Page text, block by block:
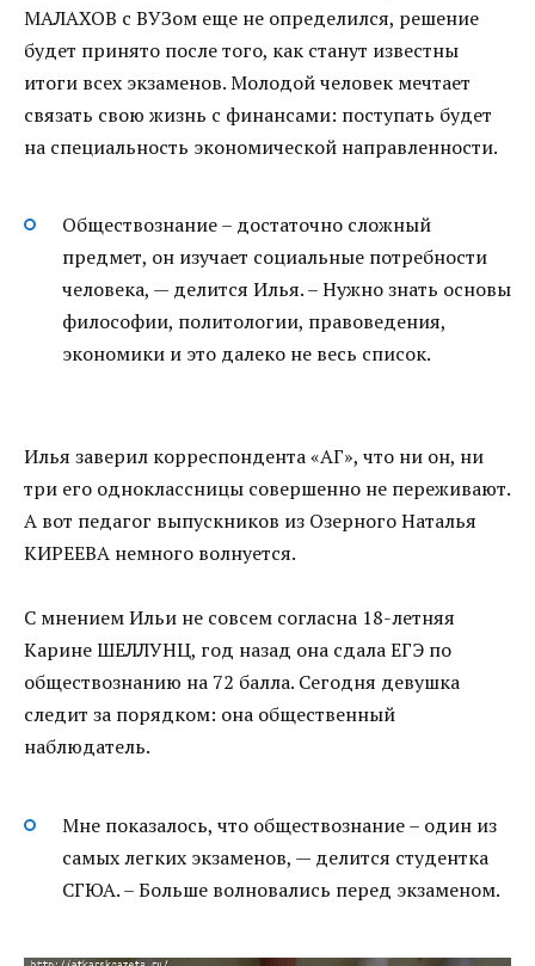
МАЛАХОВ с ВУЗом еще не определился, решение
будет принято после того, как станут известны
итоги всех экзаменов. Молодой человек мечтает
связать свою жизнь с финансами: поступать будет
на специальность экономической направленности.
Обществознание – достаточно сложный
предмет, он изучает социальные потребности
человека, — делится Илья. – Нужно знать основы
философии, политологии, правоведения,
экономики и это далеко не весь список.
Илья заверил корреспондента «АГ», что ни он, ни
три его одноклассницы совершенно не переживают.
А вот педагог выпускников из Озерного Наталья
КИРЕЕВА немного волнуется.
С мнением Ильи не совсем согласна 18-летняя
Карине ШЕЛЛУНЦ, год назад она сдала ЕГЭ по
обществознанию на 72 балла. Сегодня девушка
следит за порядком: она общественный
наблюдатель.
Мне показалось, что обществознание – один из
самых легких экзаменов, — делится студентка
СГЮА. – Больше волновались перед экзаменом.